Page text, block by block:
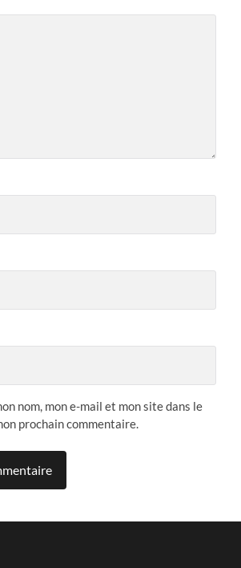
nom, mon e-mail et mon site dans le
prochain commentaire.